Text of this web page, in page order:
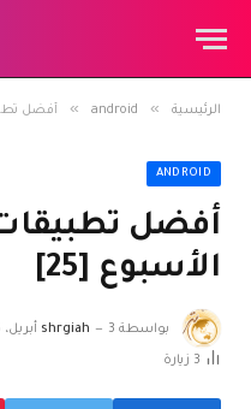
الرئيسية »
android
» أفضل
ANDROID
أفضل تطبيقات
الأسبوع ‏[25]
بواسطة shrgiah 3 أبريل، 2015
3 زيارة